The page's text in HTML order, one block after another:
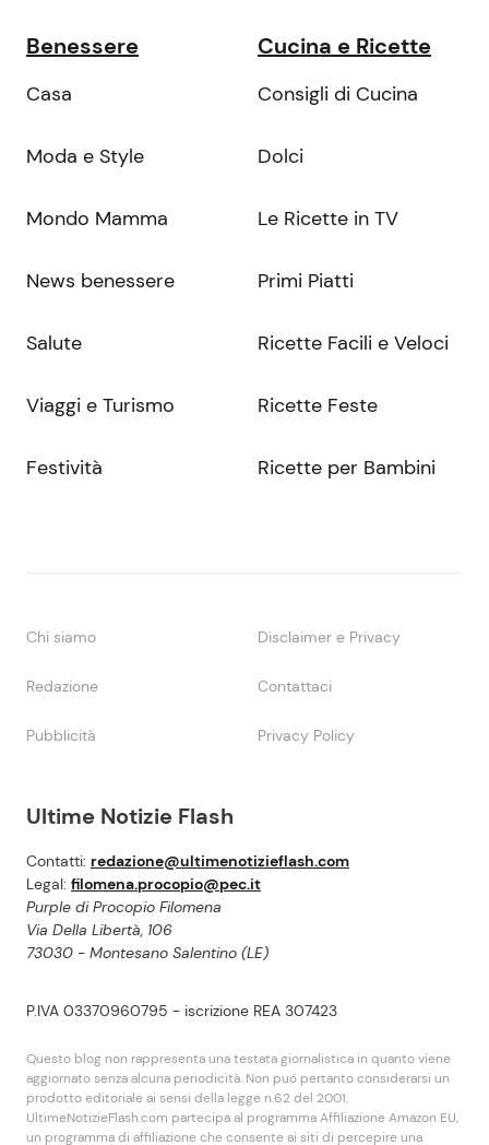
Ultime Notizie Flash
Contatti: redazione@ultimenotizieflash.com
Legal: filomena.procopio@pec.it
Purple di Procopio Filomena
Via Della Libertà, 106
73030 - Montesano Salentino (LE)
P.IVA 03370960795 - iscrizione REA 307423
Questo blog non rappresenta una testata giornalistica in quanto viene
aggiornato senza alcuna periodicità. Non puó pertanto considerarsi un
prodotto editoriale ai sensi della legge n.62 del 2001.
UltimeNotizieFlash.com partecipa al programma Affiliazione Amazon EU,
un programma di affiliazione che consente ai siti di percepire una
Benessere
Casa
Moda e Style
Mondo Mamma
News benessere
Salute
Viaggi e Turismo
Festività
Cucina e Ricette
Consigli di Cucina
Dolci
Le Ricette in TV
Primi Piatti
Ricette Facili e Veloci
Ricette Feste
Ricette per Bambini
Chi siamo Disclaimer e Privacy
Redazione Contattaci
Pubblicità Privacy Policy